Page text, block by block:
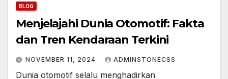
BLOG
Menjelajahi Dunia Otomotif: Fakta
dan Tren Kendaraan Terkini
NOVEMBER 11, 2024 ADMINSTONECSS
Dunia otomotif selalu menghadirkan